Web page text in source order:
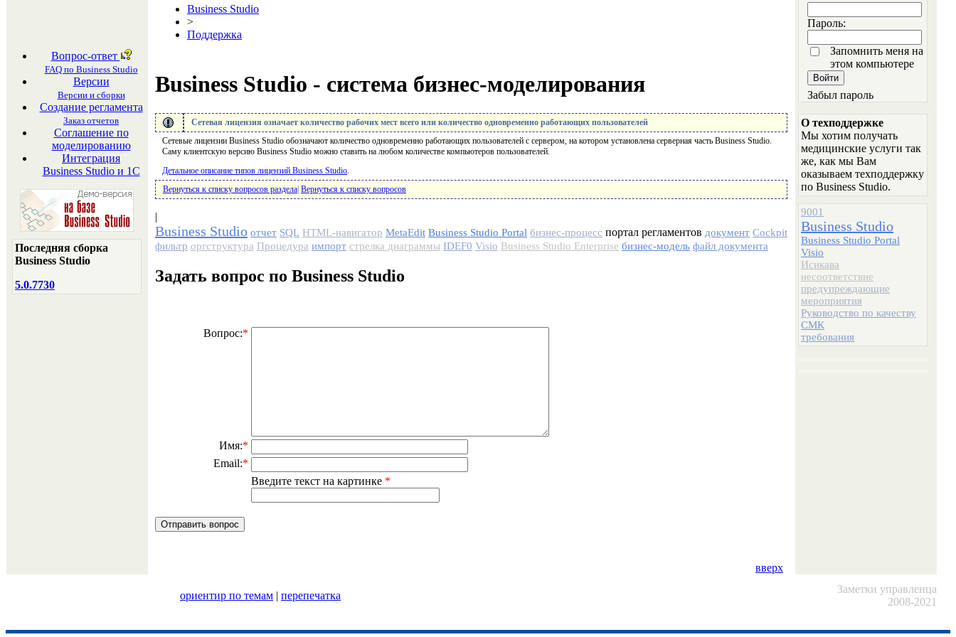
Вопрос-ответ
FAQ по Business Studio
Версии
Версии и сборки
Создание регламента
Заказ отчетов
Соглашение по
моделированию
Интеграция
Business Studio и 1С
Последняя сборка
Business Studio
5.0.7730
Business Studio
>
Поддержка
Business Studio - система бизнес-моделирования
Сетевая лицензия означает количество рабочих мест всего или количество одновременно работающих пользователей
Сетевые лицензии Business Studio обозначают количество одновременно работающих пользователей с сервером, на котором установлена серверная часть Business Studio.
Саму клиентскую версию Business Studio можно ставить на любом количестве компьютеров пользователей.
Детальное описание типов лицензий Business Studio.
Вернуться к списку вопросов раздела| Вернуться к списку вопросов
|
Business Studio отчет SQL HTML-навигатор MetaEdit Business Studio Portal бизнес-процесс портал регламентов документ Cockpit
фильтр оргструктура Процедура импорт стрелка диаграммы IDEF0 Visio Business Studio Enterprise бизнес-модель файл документа
Задать вопрос по Business Studio
Вопрос:*
Имя:*
Email:*
Введите текст на картинке *
вверх
Пароль:
Запомнить меня на
этом компьютере
Забыл пароль
О техподдержке
Мы хотим получать
медицинские услуги так
же, как мы Вам
оказываем техподдержку
по Business Studio.
9001
Business Studio
Business Studio Portal
Visio
Исикава
несоответствие
предупреждающие
мероприятия
Руководство по качеству
СМК
требования
ориентир по темам | перепечатка
Заметки управленца
2008-2021